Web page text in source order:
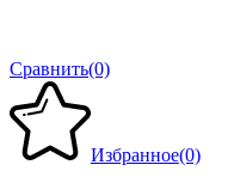
Сравнить(0)
Избранное(0)